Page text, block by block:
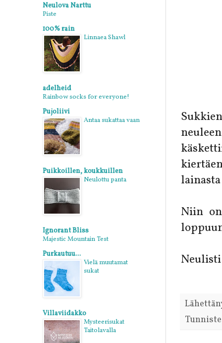
Niin
Neulisti
Neulova Narttu
Piste
100% rain
Linnaea Shawl
adelheid
Rainbow socks for everyone!
Pujoliivi
Antaa sukattaa vaan
Puikkoillen, koukkuillen
Neulottu panta
Ignorant Bliss
Majestic Mountain Test
Purkautuu...
Vielä muutamat
sukat
Villaviidakko
Mysteerisukat
Taitolavalla